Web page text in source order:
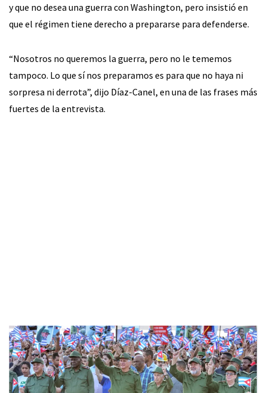
y que no desea una guerra con Washington, pero insistió en
que el régimen tiene derecho a prepararse para defenderse.
“Nosotros no queremos la guerra, pero no le tememos
tampoco. Lo que sí nos preparamos es para que no haya ni
sorpresa ni derrota”, dijo Díaz-Canel, en una de las frases más
fuertes de la entrevista.